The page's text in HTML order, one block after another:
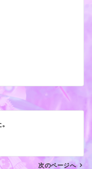
次のページへ